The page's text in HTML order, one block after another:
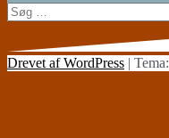
Søg
efter:
Drevet af WordPress | Tema: